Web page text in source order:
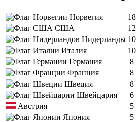
Норвегия 18
США
12
Нидерланды 10
Италия
10
Германия
8
Франция
8
Швеция
8
Швейцария
6
Австрия
5
Япония
5